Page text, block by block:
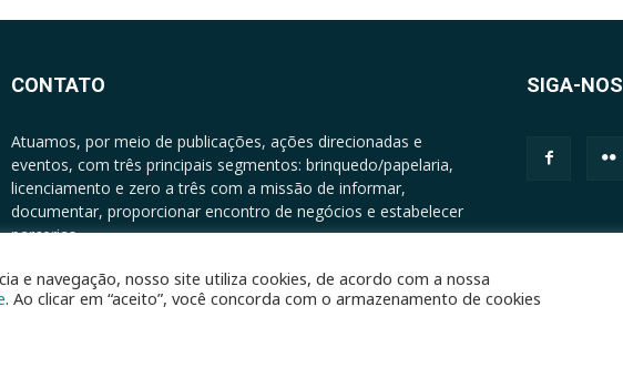
CONTATO
Atuamos, por meio de publicações, ações direcionadas e
eventos, com três principais segmentos: brinquedo/papelaria,
licenciamento e zero a três com a missão de informar,
documentar, proporcionar encontro de negócios e estabelecer
parcerias.
SIGA-NOS
e navegação, nosso site utiliza cookies, de acordo com a nossa
. Ao clicar em “aceito”, você concorda com o armazenamento de cookies